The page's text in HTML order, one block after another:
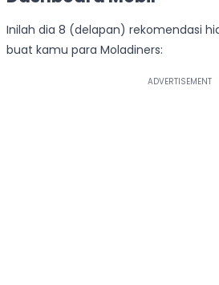
Inilah dia 8 (delapan) rekomendasi
buat kamu para Moladiners: